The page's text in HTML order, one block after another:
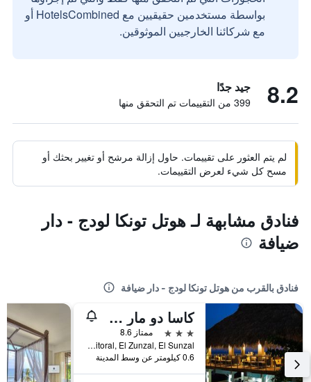
بواسطة مستخدمين حقيقيين مع HotelsCombined أو
مع شركائنا الخارجيين الموثوقين.
8.2 جيد جدًا
399 من التقييمات تم التحقق منها
لم يتم العثور على تقييمات. حاول إزالة مرشح أو تغيير بحثك أو
مسح كل شيء لعرض التقييمات.
فنادق مشابهة لـ هوتل تونكا لودج - دار
ضيافة
فنادق بالقرب من هوتل تونكا لودج - دار ضيافة
كاسا دو مار هوتل آند فيلاز
3 نجوم
ممتاز 8.6
KM. 43 Carretera Del Litoral, El Zunzal, El Sunzal, السلفادور
0.6 كيلومتر عن وسط المدينة